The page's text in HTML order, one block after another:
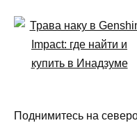
Поднимитесь на